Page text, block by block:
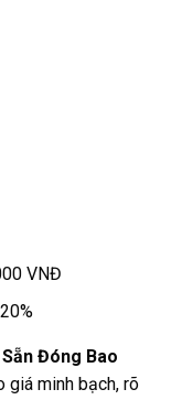
VNĐ
Đóng Bao
giá minh bạch, rõ